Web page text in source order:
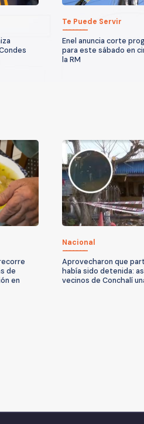
Te Puede Servir
Enel anuncia corte
para este sábado en
la RM
de
en
Nacional
Aprovecharon que
había sido detenida:
vecinos de Conchalí